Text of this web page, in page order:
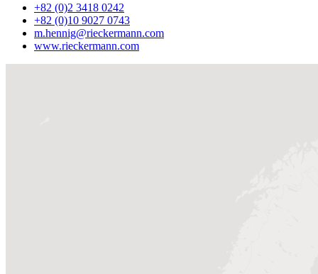
+82 (0)2 3418 0242
+82 (0)10 9027 0743
m.hennig@rieckermann.com
www.rieckermann.com